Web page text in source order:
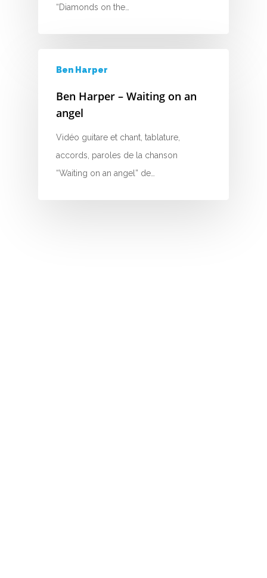
“Diamonds on the…
Ben Harper
Ben Harper – Waiting on an
angel
Vidéo guitare et chant, tablature,
accords, paroles de la chanson
“Waiting on an angel” de…
U
W
Y
Z